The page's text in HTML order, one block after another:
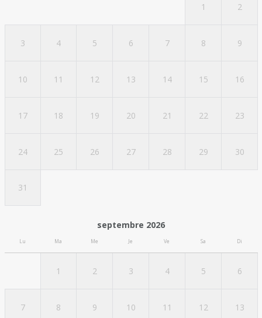
1 2
3 4 5 6 7 8 9
10 11 12 13 14 15 16
17 18 19 20 21 22 23
24 25 26 27 28 29 30
31
septembre 2026
Lu Ma Me Je Ve Sa Di
1 2 3 4 5 6
7 8 9 10 11 12 13